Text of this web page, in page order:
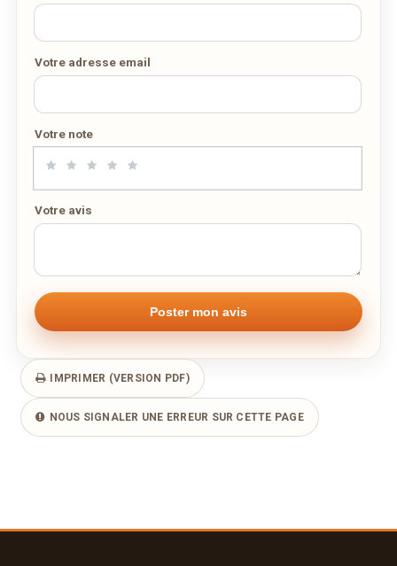
Votre adresse email
Votre note
Votre avis
IMPRIMER (VERSION PDF)
NOUS SIGNALER UNE ERREUR SUR CETTE PAGE